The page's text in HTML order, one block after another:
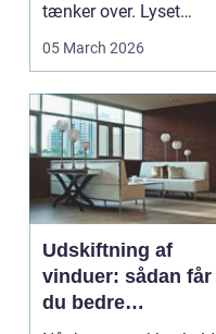
tænker over. Lyset
falder anderledes ind,
05 March 2026
Udskiftning af
vinduer: sådan får
du bedre
indeklima og